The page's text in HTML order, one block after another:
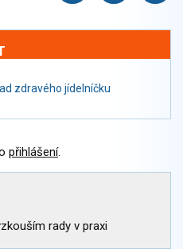
zdravého jídelníčku
přihlášení.
rady v praxi